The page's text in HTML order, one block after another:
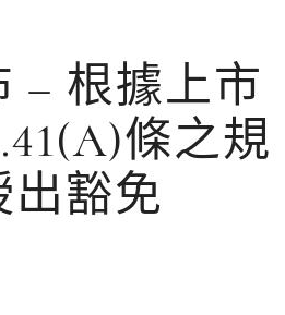
– 根據上市
條之規
出豁免